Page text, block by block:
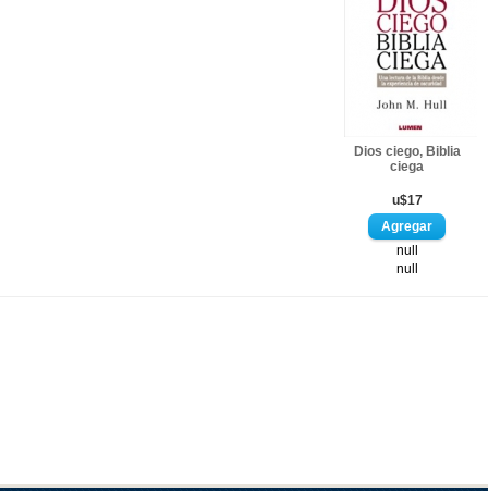
Dios ciego, Biblia
ciega
u$17
null
null